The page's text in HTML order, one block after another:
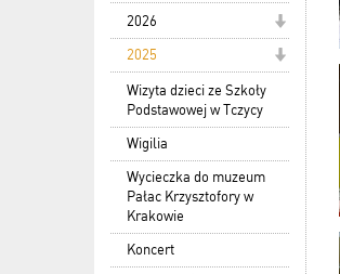
2026
2025
Wizyta dzieci ze Szkoły
Podstawowej w Tczycy
Wigilia
Wycieczka do muzeum
Pałac Krzysztofory w
Krakowie
Koncert